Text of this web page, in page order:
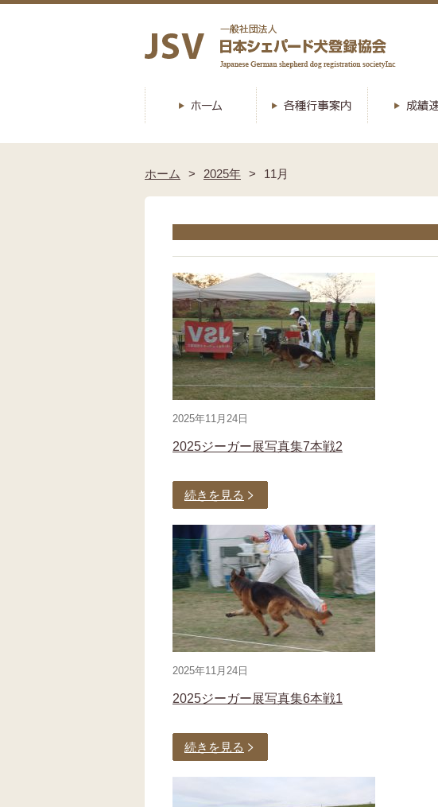
ホーム 2025年 11月
2025年11月24日
2025ジーガー展写真集7本戦2
続きを見る
2025年11月24日
2025ジーガー展写真集6本戦1
続きを見る